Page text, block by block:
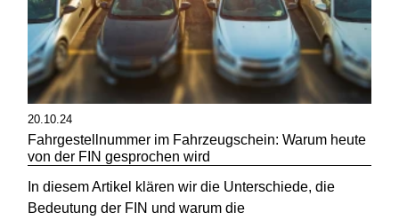
20.10.24
Fahrgestellnummer im Fahrzeugschein: Warum heute
von der FIN gesprochen wird
In diesem Artikel klären wir die Unterschiede, die
Bedeutung der FIN und warum die